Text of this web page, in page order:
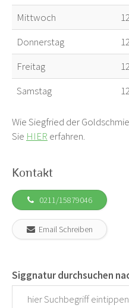
Mittwoch
Donnerstag
Freitag
Samstag
Wie Siegfried der
Sie HIER erfahren.
Kontakt
0211/15879046
Email Schreiben
Siggnatur durchsuchen